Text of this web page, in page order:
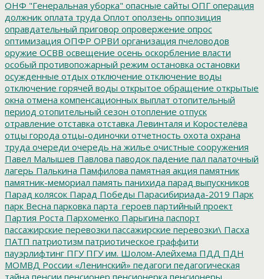
ОНФ "Генеральная уборка" опасные сайты ОПГ операция
должник оплата труда Оплот оползень оппозиция
оправдательный приговор опровержение опрос
оптимизация ОПФР ОРВИ организация пчеловодов
оружие ОСВВ освещение осень оскорбление власти
особый противопожарный режим остановка остановки
осужденные отдых отключение отключение воды
отключение горячей воды открытое обращение открытые
окна отмена компенсационных выплат отопительный
период отопительный сезон отопление отпуск
отравление отставка отставка Левинталя и Коростелёва
отцы города отцы-одиночки отчетность охота охрана
труда очереди очередь на жилье очистные сооружения
Павел Малышев Павлова паводок падение пал палаточный
лагерь Палькина Памфилова памятная акция памятник
памятник-мемориал память панихида парад выпускников
Парад колясок Парад Победы Парасибириада-2019 Парк
парк Весна парковка парта_героев партийный проект
Партия Роста Пархоменко Парыгина паспорт
пассажирские перевозки пассажирские перевозки\ Пасха
ПАТП патриотизм патриотическое граффити
пауэрлифтинг ПГУПГУ им. Шолом-Алейхема ПДД ПДН
МОМВД России «Ленинский» педагоги педагогическая
тайна пенсии пенсионер пенсионерка пенсионеры